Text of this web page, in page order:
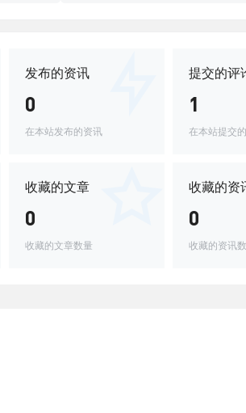
发布的资讯
0
在本站发布的资讯
提交的评
1
在本站提交
收藏的文章
0
收藏的文章数量
收藏的资
0
收藏的资讯